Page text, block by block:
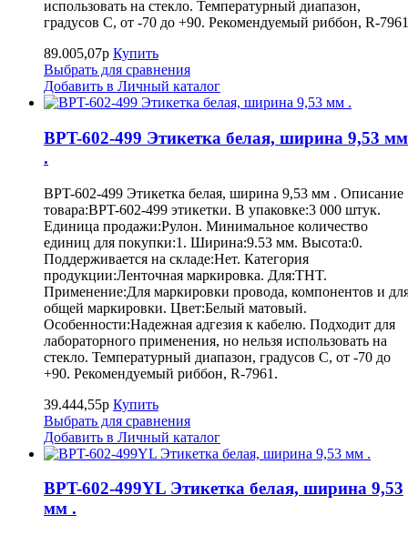
использовать на стекло. Температурный диапазон,
градусов С, от -70 до +90. Рекомендуемый риббон, R-
89.005,07р Купить
Выбрать для сравнения
Добавить в Личный каталог
BPT-602-499 Этикетка белая, ширина 9,53 мм
.
BPT-602-499 Этикетка белая, ширина 9,53 мм . Описание
товара:BPT-602-499 этикетки. В упаковке:3 000 штук.
Единица продажи:Рулон. Минимальное количество
единиц для покупки:1. Ширина:9.53 мм. Высота:0.
Поддерживается на складе:Нет. Категория
продукции:Ленточная маркировка. Для:THT.
Применение:Для маркировки провода, компонентов и
общей маркировки. Цвет:Белый матовый.
Особенности:Надежная адгезия к кабелю. Подходит для
лабораторного применения, но нельзя использовать на
стекло. Температурный диапазон, градусов С, от -70 до
+90. Рекомендуемый риббон, R-7961.
39.444,55р Купить
Выбрать для сравнения
Добавить в Личный каталог
BPT-602-499YL Этикетка белая, ширина 9,53
мм .